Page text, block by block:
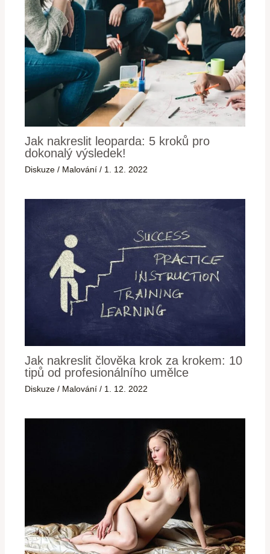
Jak nakreslit leoparda: 5 kroků pro
dokonalý výsledek!
Diskuze / Malování / 1. 12. 2022
Jak nakreslit člověka krok za krokem: 10
tipů od profesionálního umělce
Diskuze / Malování / 1. 12. 2022